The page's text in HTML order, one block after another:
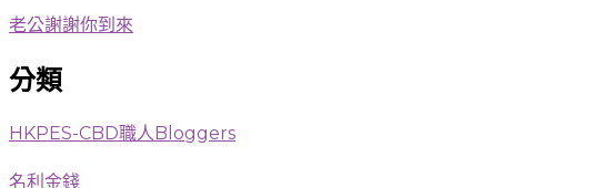
老公謝謝你到來
分類
HKPES-CBD職人Bloggers
名利金錢